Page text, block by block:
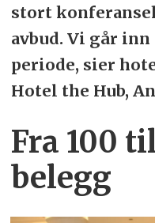
stort
avbud. Vi går
periode, sier
Hotel the Hub,
Fra 100
belegg